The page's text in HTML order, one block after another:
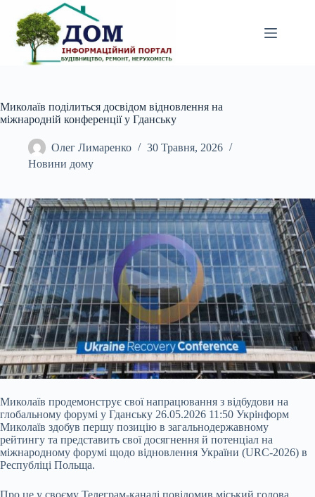
вмісту
Миколаїв поділиться досвідом відновлення на
міжнародній конференції у Гданську
Олег Лимаренко
30 Травня, 2026
Новини дому
Миколаїв продемонструє свої напрацювання з відбудови на
глобальному форумі у Гданську 26.05.2026 11:50 Укрінформ
Миколаїв здобув першу позицію в загальнодержавному
рейтингу та представить свої досягнення й потенціал на
міжнародному форумі щодо відновлення України (URC-2026) в
Республіці Польща.
Про це у своєму Телеграм-каналі повідомив міський голова